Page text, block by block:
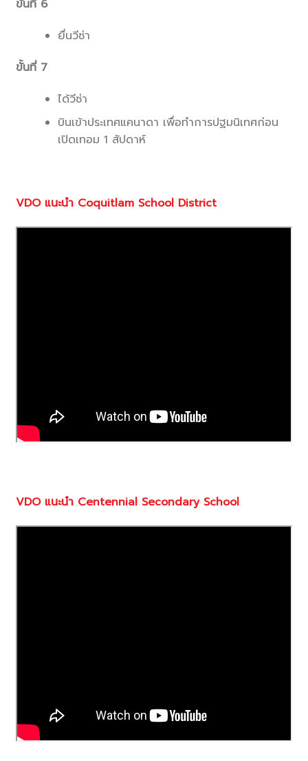
ขั้นที่ 6
ยื่นวีซ่า
ขั้นที่ 7
ได้วีซ่า
บินเข้าประเทศแคนาดา เพื่อทำการปฐมนิเทศก่อน
เปิดเทอม 1 สัปดาห์
VDO แนะนำ Coquitlam School District
VDO แนะนำ Centennial Secondary School